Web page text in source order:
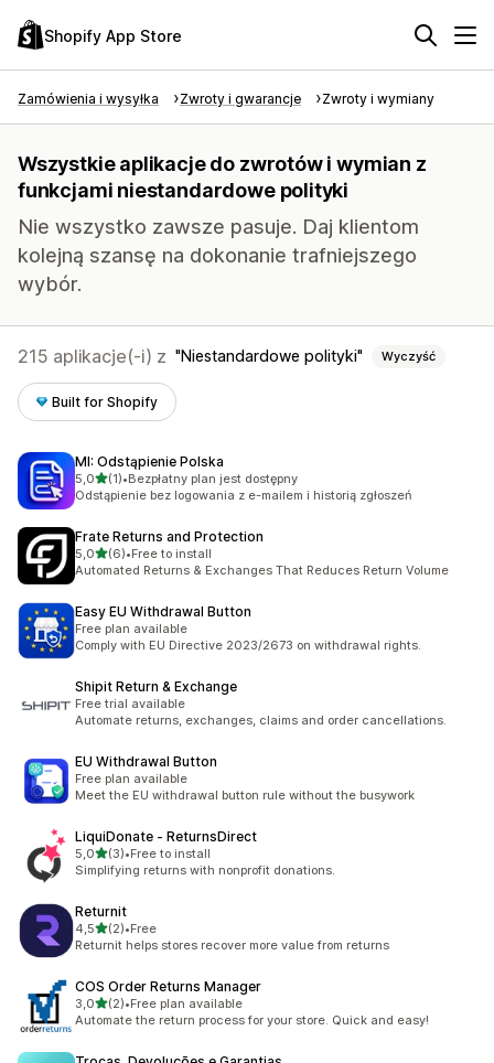
Shopify App Store
Zamówienia i wysyłka Zwroty i gwarancje Zwroty i wymiany
Wszystkie aplikacje do zwrotów i wymian z
funkcjami niestandardowe polityki
Nie wszystko zawsze pasuje. Daj klientom
kolejną szansę na dokonanie trafniejszego
wybór.
215 aplikacje(-i) z Niestandardowe polityki Wyczyść
Built for Shopify
MI: Odstąpienie Polska
5,0na 5 gwiazdek
(1)
Łączna liczba recenzji: 1
•Bezpłatny plan jest dostępny
Odstąpienie bez logowania z e-mailem i historią zgłoszeń
Frate Returns and Protection
5,0na 5 gwiazdek
(6)
Łączna liczba recenzji: 6
•Free to install
Automated Returns & Exchanges That Reduces Return Volume
Easy EU Withdrawal Button
Free plan available
Comply with EU Directive 2023/2673 on withdrawal rights.
Shipit Return & Exchange
Free trial available
Automate returns, exchanges, claims and order cancellations.
EU Withdrawal Button
Free plan available
Meet the EU withdrawal button rule without the busywork
LiquiDonate ‑ ReturnsDirect
5,0na 5 gwiazdek
(3)
Łączna liczba recenzji: 3
•Free to install
Simplifying returns with nonprofit donations.
Returnit
4,5na 5 gwiazdek
(2)
Łączna liczba recenzji: 2
•Free
Returnit helps stores recover more value from returns
COS Order Returns Manager
3,0na 5 gwiazdek
(2)
Łączna liczba recenzji: 2
•Free plan available
Automate the return process for your store. Quick and easy!